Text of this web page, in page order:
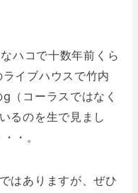
ハコで十数年前くら
イブハウスで竹内
（コーラスではなく
るのを生で見まし
・。
はありますが、ぜひ